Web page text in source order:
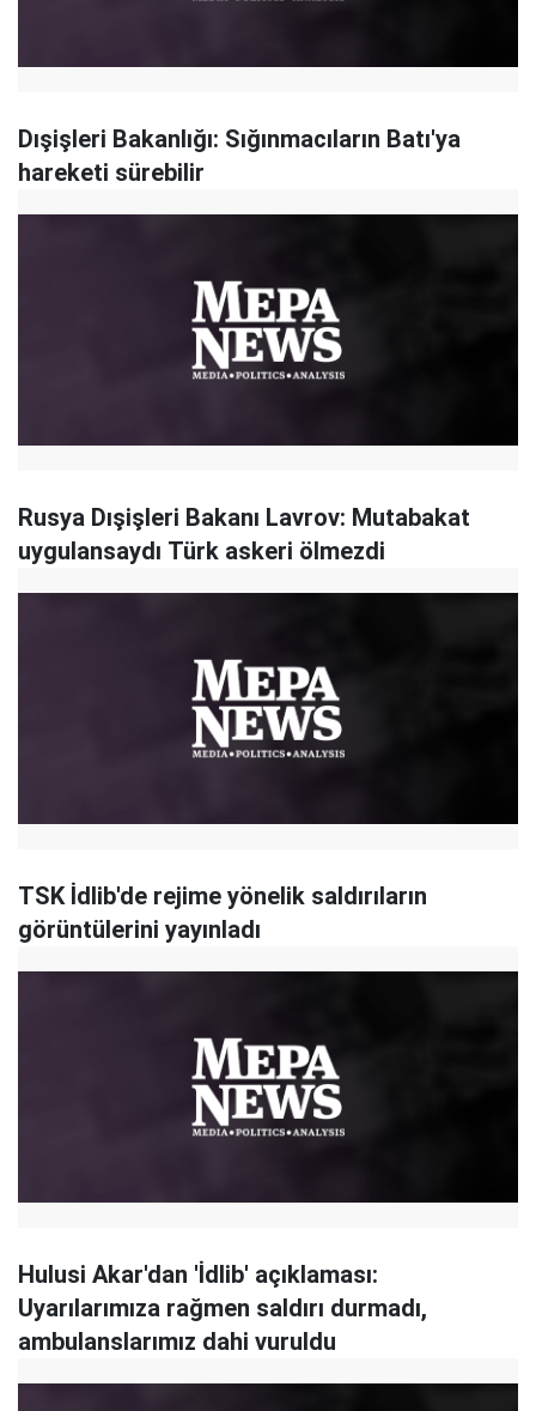
Dışişleri Bakanlığı: Sığınmacıların Batı'ya
hareketi sürebilir
Rusya Dışişleri Bakanı Lavrov: Mutabakat
uygulansaydı Türk askeri ölmezdi
TSK İdlib'de rejime yönelik saldırıların
görüntülerini yayınladı
Hulusi Akar'dan 'İdlib' açıklaması:
Uyarılarımıza rağmen saldırı durmadı,
ambulanslarımız dahi vuruldu